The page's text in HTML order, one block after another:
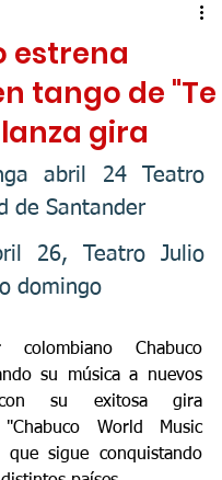
estrena
tango de "Te
gira
abril 24 Teatro
de Santander
26, Teatro Julio
domingo
colombiano Chabuco
su música a nuevos
con su exitosa gira
"Chabuco World Music
que sigue conquistando